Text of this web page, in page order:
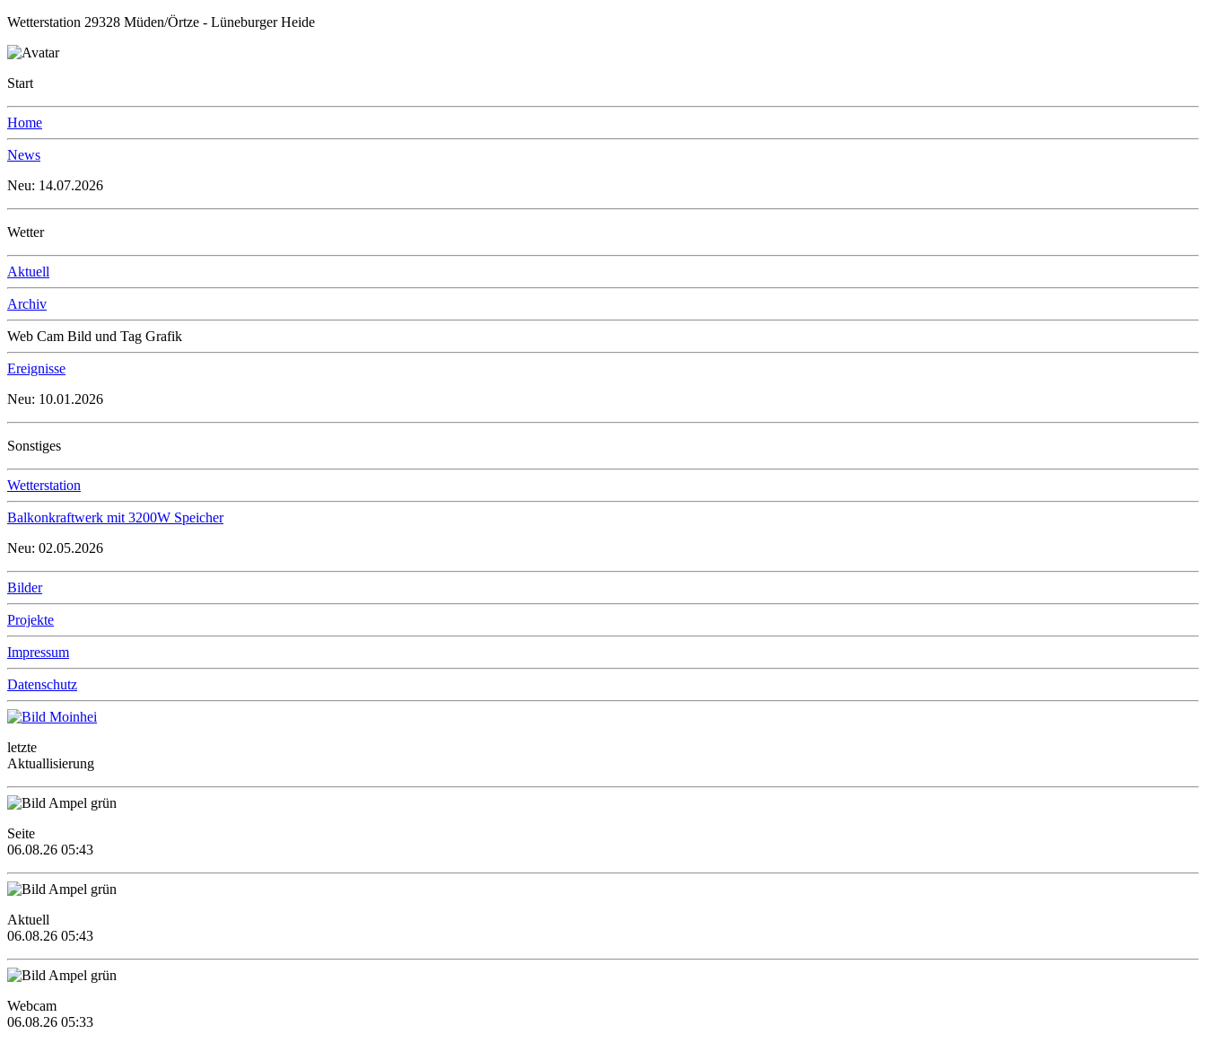
Wetterstation 29328 Müden/Örtze - Lüneburger Heide
Start
Home
News
Neu: 14.07.2026
Wetter
Aktuell
Archiv
Web Cam Bild und Tag Grafik
Ereignisse
Neu: 10.01.2026
Sonstiges
Wetterstation
Balkonkraftwerk mit 3200W Speicher
Neu: 02.05.2026
Bilder
Projekte
Impressum
Datenschutz
letzte
Aktuallisierung
Seite
06.08.26 05:43
Aktuell
06.08.26 05:43
Webcam
06.08.26 05:33